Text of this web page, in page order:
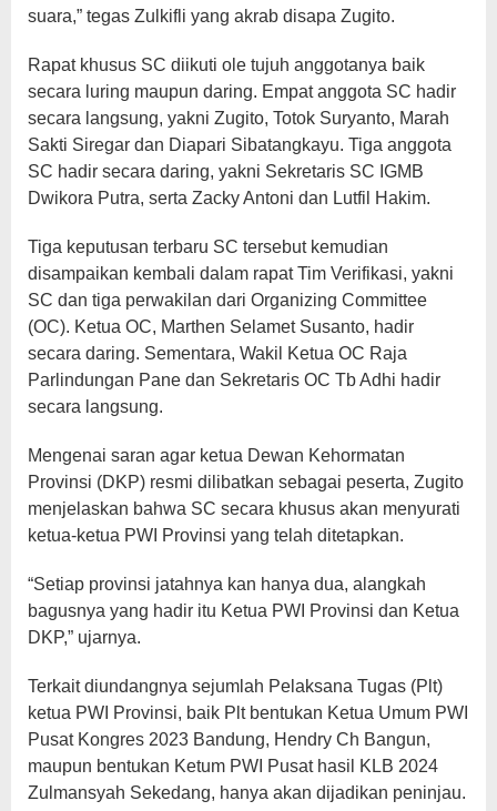
suara,” tegas Zulkifli yang akrab disapa Zugito.
Rapat khusus SC diikuti ole tujuh anggotanya baik
secara luring maupun daring. Empat anggota SC hadir
secara langsung, yakni Zugito, Totok Suryanto, Marah
Sakti Siregar dan Diapari Sibatangkayu. Tiga anggota
SC hadir secara daring, yakni Sekretaris SC IGMB
Dwikora Putra, serta Zacky Antoni dan Lutfil Hakim.
Tiga keputusan terbaru SC tersebut kemudian
disampaikan kembali dalam rapat Tim Verifikasi, yakni
SC dan tiga perwakilan dari Organizing Committee
(OC). Ketua OC, Marthen Selamet Susanto, hadir
secara daring. Sementara, Wakil Ketua OC Raja
Parlindungan Pane dan Sekretaris OC Tb Adhi hadir
secara langsung.
Mengenai saran agar ketua Dewan Kehormatan
Provinsi (DKP) resmi dilibatkan sebagai peserta, Zugito
menjelaskan bahwa SC secara khusus akan menyurati
ketua-ketua PWI Provinsi yang telah ditetapkan.
“Setiap provinsi jatahnya kan hanya dua, alangkah
bagusnya yang hadir itu Ketua PWI Provinsi dan Ketua
DKP,” ujarnya.
Terkait diundangnya sejumlah Pelaksana Tugas (Plt)
ketua PWI Provinsi, baik Plt bentukan Ketua Umum PWI
Pusat Kongres 2023 Bandung, Hendry Ch Bangun,
maupun bentukan Ketum PWI Pusat hasil KLB 2024
Zulmansyah Sekedang, hanya akan dijadikan peninjau.